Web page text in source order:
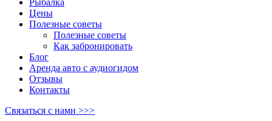
Рыбалка
Цены
Полезные советы
Полезные советы
Как забронировать
Блог
Аренда авто с аудиогидом
Отзывы
Контакты
Связаться с нами >>>